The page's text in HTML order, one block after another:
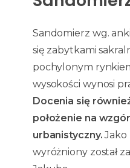
Sandomierz wg.
się zabytkami
pochylonym
wysokości wynosi
Docenia się
położenie na
urbanistyczny.Jako
wyróżniony został